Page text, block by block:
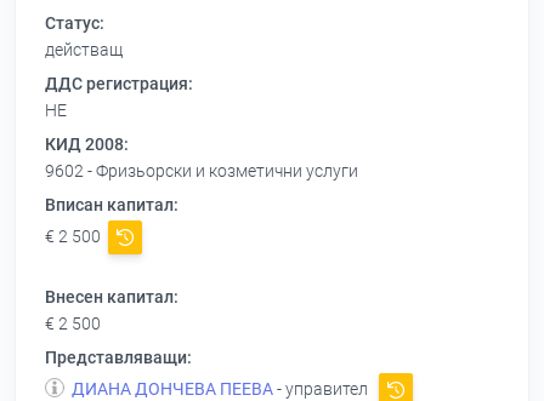
Статус:
действащ
ДДС регистрация:
НЕ
КИД 2008:
9602 - Фризьорски и козметични услуги
Вписан капитал:
€ 2 500
Внесен капитал:
€ 2 500
Представляващи:
ДИАНА ДОНЧЕВА ПЕЕВА- управител